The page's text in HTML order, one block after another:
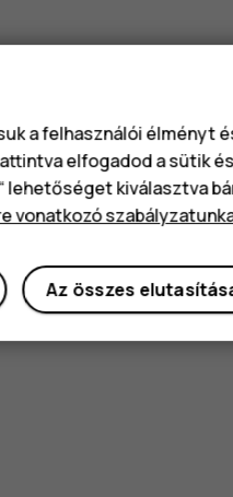
a felhasználói élményt
elfogadod a sütik
lehetőséget kiválasztva
vonatkozó
Az összes